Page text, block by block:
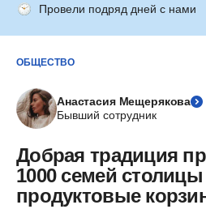
Провели подряд дней с нами
ОБЩЕСТВО
Анастасия Мещерякова
Бывший сотрудник
Добрая традиция
1000 семей
продуктовые